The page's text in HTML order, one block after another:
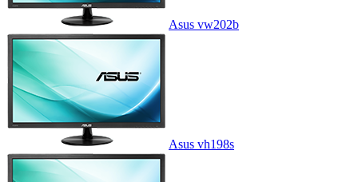
Asus vw202b
Asus vh198s